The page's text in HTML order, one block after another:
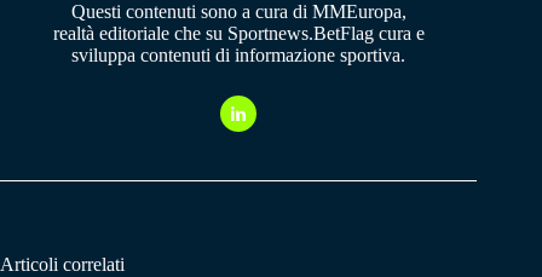
Questi contenuti sono a cura di MMEuropa,
realtà editoriale che su Sportnews.BetFlag cura e
sviluppa contenuti di informazione sportiva.
Articoli correlati